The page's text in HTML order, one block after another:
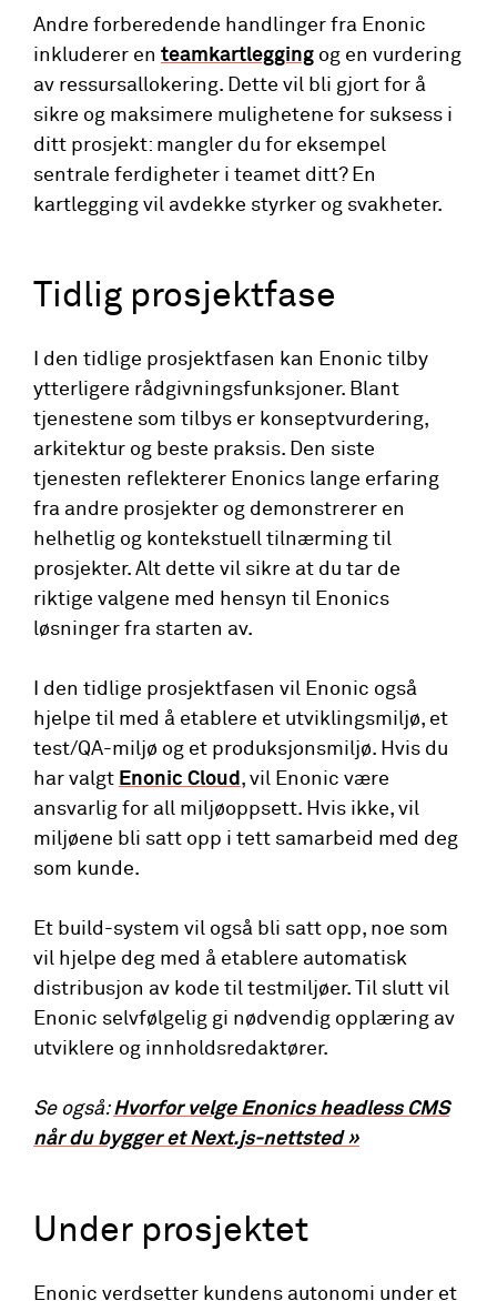
Andre forberedende handlinger fra Enonic
inkluderer en teamkartlegging og en vurdering
av ressursallokering. Dette vil bli gjort for å
sikre og maksimere mulighetene for suksess i
ditt prosjekt: mangler du for eksempel
sentrale ferdigheter i teamet ditt? En
kartlegging vil avdekke styrker og svakheter.
Tidlig prosjektfase
I den tidlige prosjektfasen kan Enonic tilby
ytterligere rådgivningsfunksjoner. Blant
tjenestene som tilbys er konseptvurdering,
arkitektur og beste praksis. Den siste
tjenesten reflekterer Enonics lange erfaring
fra andre prosjekter og demonstrerer en
helhetlig og kontekstuell tilnærming til
prosjekter. Alt dette vil sikre at du tar de
riktige valgene med hensyn til Enonics
løsninger fra starten av.
I den tidlige prosjektfasen vil Enonic også
hjelpe til med å etablere et utviklingsmiljø, et
test/QA-miljø og et produksjonsmiljø. Hvis du
har valgt Enonic Cloud , vil Enonic være
ansvarlig for all miljøoppsett. Hvis ikke, vil
miljøene bli satt opp i tett samarbeid med deg
som kunde.
Et build-system vil også bli satt opp, noe som
vil hjelpe deg med å etablere automatisk
distribusjon av kode til testmiljøer. Til slutt vil
Enonic selvfølgelig gi nødvendig opplæring av
utviklere og innholdsredaktører.
Se også:Hvorfor velge Enonics headless CMS
når du bygger et Next.js-nettsted »
Under prosjektet
Enonic verdsetter kundens autonomi under et